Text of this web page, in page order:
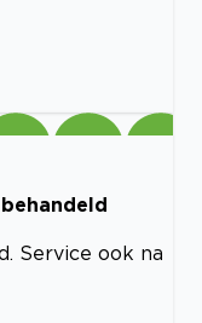
Service ook na